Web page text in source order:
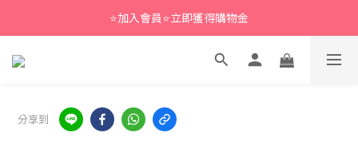
⭐加入會員⭐立即獲得購物金
分享到